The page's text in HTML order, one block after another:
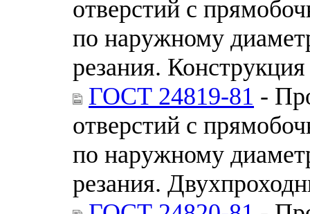
отверстий с
по наружному
резания.
ГОСТ 24819-81 -
отверстий с
по наружному
резания.